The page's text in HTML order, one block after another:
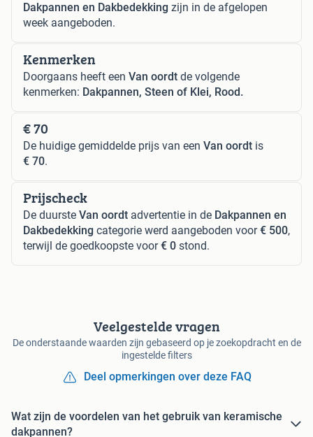
Dakpannen en Dakbedekking zijn in de afgelopen
week aangeboden.
Kenmerken
Doorgaans heeft een Van oordt de volgende
kenmerken: Dakpannen, Steen of Klei, Rood.
€ 70
De huidige gemiddelde prijs van een Van oordt is
€ 70.
Prijscheck
De duurste Van oordt advertentie in de Dakpannen en
Dakbedekking categorie werd aangeboden voor€ 500,
terwijl de goedkoopste voor€ 0 stond.
Veelgestelde vragen
De onderstaande waarden zijn gebaseerd op je zoekopdracht en de
ingestelde filters
Deel opmerkingen over deze FAQ
Wat zijn de voordelen van het gebruik van keramische
dakpannen?